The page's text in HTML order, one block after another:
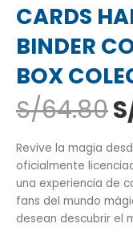
CARDS
BINDER
BOX
S/64.80El
Revive la magia
oficialmente
una experiencia de
fans del mundo
desean descubrir el